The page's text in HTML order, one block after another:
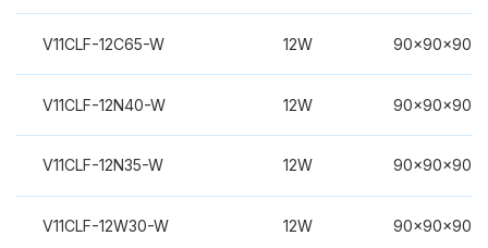
V11CLF-12C65-W 12W
V11CLF-12N40-W 12W
V11CLF-12N35-W 12W
V11CLF-12W30-W 12W